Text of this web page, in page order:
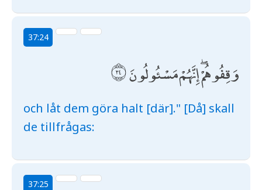
37:24
وَقِفُوهُمْ ۖ إِنَّهُمْ مَسْئُولُونَ
och låt dem göra halt [där]." [Då] skall
de tillfrågas:
37:25